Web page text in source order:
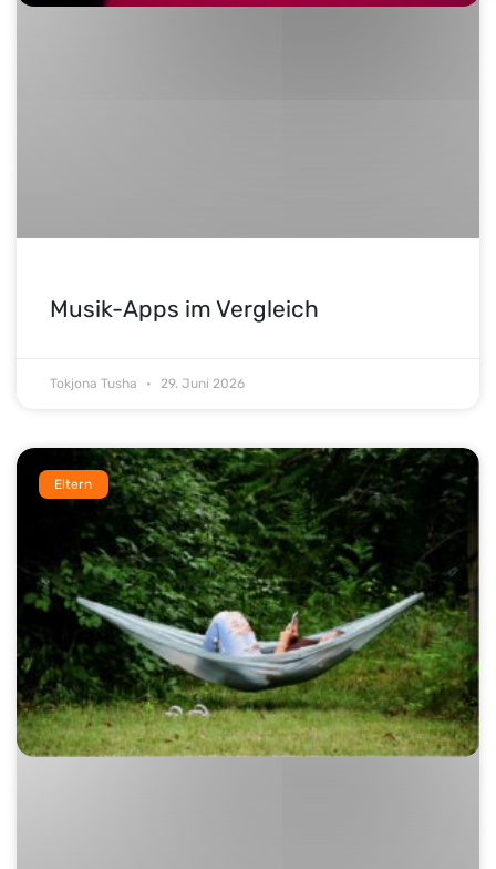
Musik-Apps im Vergleich
Tokjona Tusha 29. Juni 2026
Eltern